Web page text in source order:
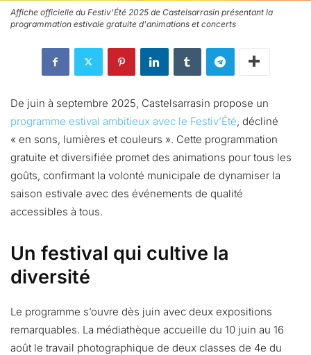
Affiche officielle du Festiv'Été 2025 de Castelsarrasin présentant la
programmation estivale gratuite d'animations et concerts
De juin à septembre 2025, Castelsarrasin propose un
programme estival ambitieux avec le Festiv’Été, décliné
« en sons, lumières et couleurs ». Cette programmation
gratuite et diversifiée promet des animations pour tous les
goûts, confirmant la volonté municipale de dynamiser la
saison estivale avec des événements de qualité
accessibles à tous.
Un festival qui cultive la
diversité
Le programme s’ouvre dès juin avec deux expositions
remarquables. La médiathèque accueille du 10 juin au 16
août le travail photographique de deux classes de 4e du